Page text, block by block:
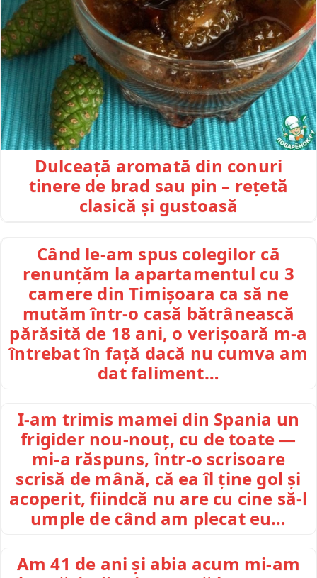
Dulceață aromată din conuri
tinere de brad sau pin – rețetă
clasică și gustoasă
Când le-am spus colegilor că
renunțăm la apartamentul cu 3
camere din Timișoara ca să ne
mutăm într-o casă bătrânească
părăsită de 18 ani, o verișoară m-a
întrebat în față dacă nu cumva am
dat faliment…
I-am trimis mamei din Spania un
frigider nou-nouț, cu de toate —
mi-a răspuns, într-o scrisoare
scrisă de mână, că ea îl ține gol și
acoperit, fiindcă nu are cu cine să-l
umple de când am plecat eu…
Am 41 de ani și abia acum mi-am